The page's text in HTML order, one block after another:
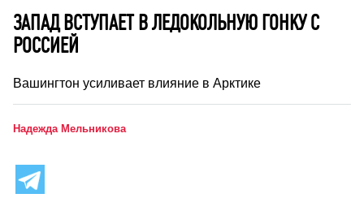
ЗАПАД ВСТУПАЕТ В ЛЕДОКОЛЬНУЮ ГОНКУ С
РОССИЕЙ
Вашингтон усиливает влияние в Арктике
Надежда Мельникова